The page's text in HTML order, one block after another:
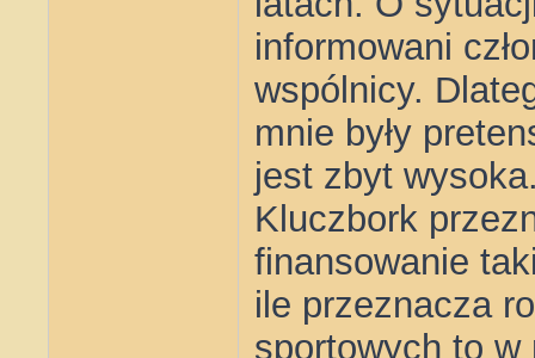
informowani
wspólnicy.
mnie były
jest zbyt
Kluczbork
finansowanie
ile przeznacza
sportowych to